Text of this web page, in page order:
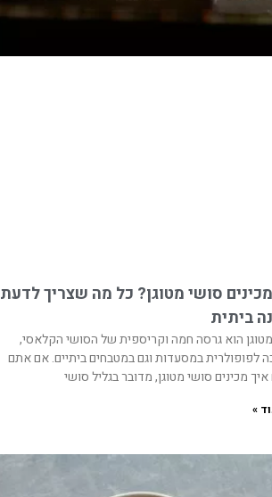
סושי מטוגן? כל מה שצריך לדעת
ביתית
הוא גרסה חמה וקריספית של הסושי הקלאסי,
לפופולרית במסעדות וגם במטבחים ביתיים. אם אתם
מכינים סושי מטוגן, מדובר בגליל סושי
»